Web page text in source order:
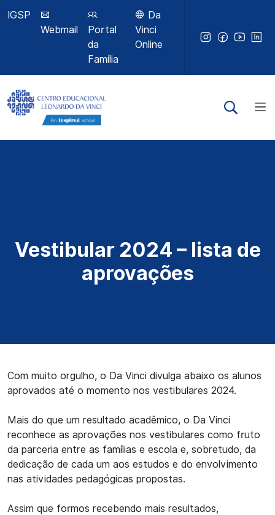
IGSP
Webmail
Portal
da
Família
Da
Vinci
Online
Vestibular 2024 – lista de
aprovações
Com muito orgulho, o Da Vinci divulga abaixo os alunos
aprovados até o momento nos vestibulares 2024.
Mais do que um resultado acadêmico, o Da Vinci
reconhece as aprovações nos vestibulares como fruto
da parceria entre as famílias e escola e, sobretudo, da
dedicação de cada um aos estudos e do envolvimento
nas atividades pedagógicas propostas.
Assim que formos recebendo mais resultados,